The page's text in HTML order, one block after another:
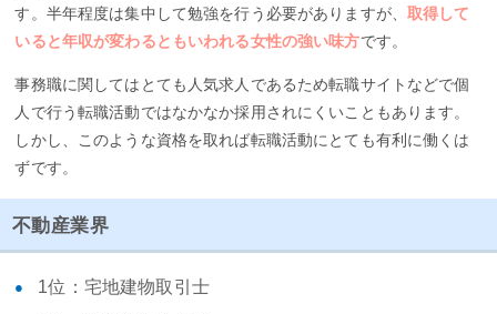
す。半年程度は集中して勉強を行う必要がありますが、取得して
いると年収が変わるともいわれる女性の強い味方です。
事務職に関してはとても人気求人であるため転職サイトなどで個
人で行う転職活動ではなかなか採用されにくいこともあります。
しかし、このような資格を取れば転職活動にとても有利に働くは
ずです。
不動産業界
1位：宅地建物取引士